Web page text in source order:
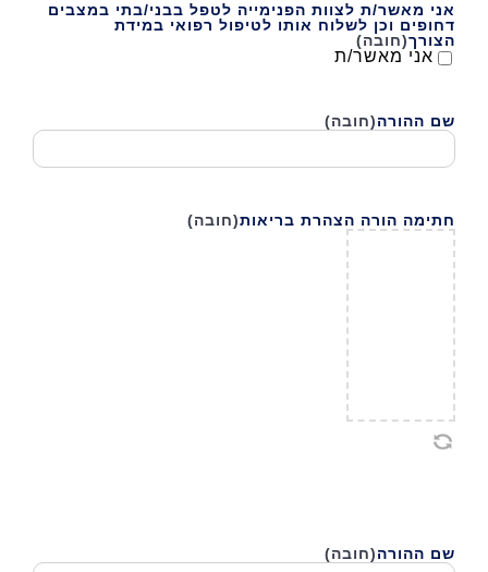
אני מאשר/ת לצוות הפנימייה לטפל בבני/בתי במצבים
דחופים וכן לשלוח אותו לטיפול רפואי במידת
הצורך(חובה)
אני מאשר/ת
שם ההורה(חובה)
חתימה הורה הצהרת בריאות(חובה)
שם ההורה(חובה)